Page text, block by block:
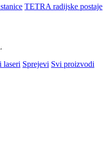
TETRA radijske postaje
laseri Sprejevi Svi proizvodi